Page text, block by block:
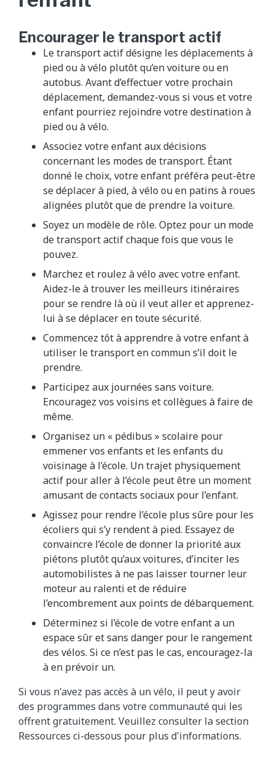
Encourager le transport actif
Le transport actif désigne les déplacements à
pied ou à vélo plutôt qu’en voiture ou en
autobus. Avant d’effectuer votre prochain
déplacement, demandez-vous si vous et votre
enfant pourriez rejoindre votre destination à
pied ou à vélo.
Associez votre enfant aux décisions
concernant les modes de transport. Étant
donné le choix, votre enfant préféra peut-être
se déplacer à pied, à vélo ou en patins à roues
alignées plutôt que de prendre la voiture.
Soyez un modèle de rôle. Optez pour un mode
de transport actif chaque fois que vous le
pouvez.
Marchez et roulez à vélo avec votre enfant.
Aidez-le à trouver les meilleurs itinéraires
pour se rendre là où il veut aller et apprenez-
lui à se déplacer en toute sécurité.
Commencez tôt à apprendre à votre enfant à
utiliser le transport en commun s’il doit le
prendre.
Participez aux journées sans voiture.
Encouragez vos voisins et collègues à faire de
même.
Organisez un « pédibus » scolaire pour
emmener vos enfants et les enfants du
voisinage à l’école. Un trajet physiquement
actif pour aller à l’école peut être un moment
amusant de contacts sociaux pour l’enfant.
Agissez pour rendre l’école plus sûre pour les
écoliers qui s’y rendent à pied. Essayez de
convaincre l’école de donner la priorité aux
piétons plutôt qu’aux voitures, d’inciter les
automobilistes à ne pas laisser tourner leur
moteur au ralenti et de réduire
l’encombrement aux points de débarquement.
Déterminez si l’école de votre enfant a un
espace sûr et sans danger pour le rangement
des vélos. Si ce n’est pas le cas, encouragez-la
à en prévoir un.
Si vous n'avez pas accès à un vélo, il peut y avoir
des programmes dans votre communauté qui les
offrent gratuitement. Veuillez consulter la section
Ressources ci-dessous pour plus d'informations.